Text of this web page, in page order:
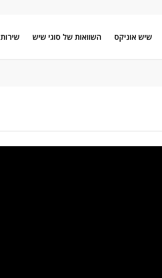
שיש אוניקס השוואות של סוגי שיש